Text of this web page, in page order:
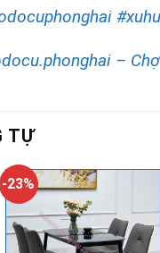
–
TỰ
-23%